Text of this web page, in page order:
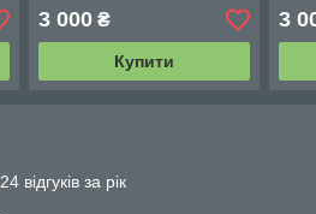
3 000₴
Купити
3
відгуків за рік